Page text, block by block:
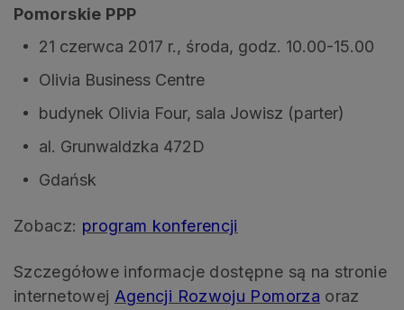
Pomorskie PPP
21 czerwca 2017 r., środa, godz. 10.00-15.00
Olivia Business Centre
budynek Olivia Four, sala Jowisz (parter)
al. Grunwaldzka 472D
Gdańsk
Zobacz: program konferencji
Szczegółowe informacje dostępne są na stronie
internetowej Agencji Rozwoju Pomorza oraz